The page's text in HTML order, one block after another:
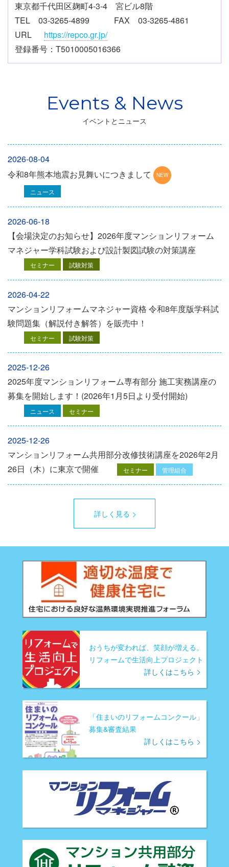
東京都千代田区麹町4-3-4 宮ビル8階
TEL 03-3265-4899 FAX 03-3265-4861
URL
https://repco.gr.jp/
登録番号：T5010005016366
イベントとニュース
2026-08-04
令和8年熊本地震お見舞いにつきまして
ニュース
2026-06-18
【会場決定のお知らせ】2026年度マンションリフォーム
マネジャー学科試験および設計製図試験の対策講座
セミナー 試験対策
2026-04-22
マンションリフォームマネジャー資格 令和8年度版学科試
験問題集（解説付き解答）を販売中！
セミナー 試験対策
2025-12-26
2025年度マンションリフォーム専有部分 施工実務講座の
募集を開始します！(2026年1月5日より受付開始)
ニュース セミナー
2025-12-26
マンションリフォーム共用部分改修技術講座を2026年2月
26日（木）に東京で開催
セミナー 管理組合
詳しく見る
おうちが変われば、笑顔が増える。
リフォームで生活向上プロジェクト
詳しくはこちら
「住まいのリフォームコンクール」
募集&審査結果
詳しくはこちら